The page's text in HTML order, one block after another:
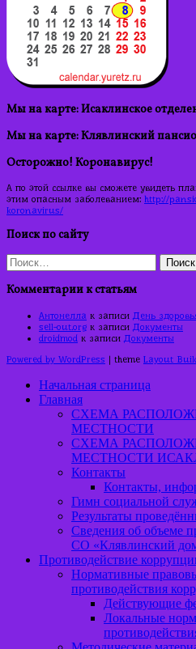
Мы на карте: Исаклинское
Мы на карте: Клявлинский
Осторожно! Коронавирус!
А по этой ссылке вы сможете увидеть
этим опасным заболеванием: http://
koronavirus/
Поиск по сайту
Найти:
Комментарии к статьям
Антонелла к записи День
sell-out.org к записи Документы
droidmod к записи Документы
Powered by WordPress | theme Layout
Начальная страница
Главная
СХЕМА
МЕСТНОСТИ
СХЕМА
МЕСТНОСТИ
Контакты
Контакты,
Гимн социальной
Результаты
Сведения об объеме
СО «Клявлинский
Противодействие
Нормативные
противодействия
Действующие
Локальные